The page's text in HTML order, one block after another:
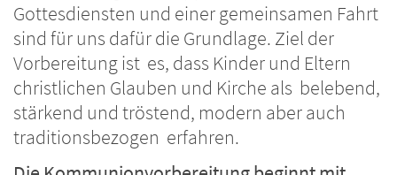
Gottesdiensten und einer gemeinsamen Fahrt
sind für uns dafür die Grundlage. Ziel der
Vorbereitung ist es, dass Kinder und Eltern
christlichen Glauben und Kirche als belebend,
stärkend und tröstend, modern aber auch
traditionsbezogen erfahren.